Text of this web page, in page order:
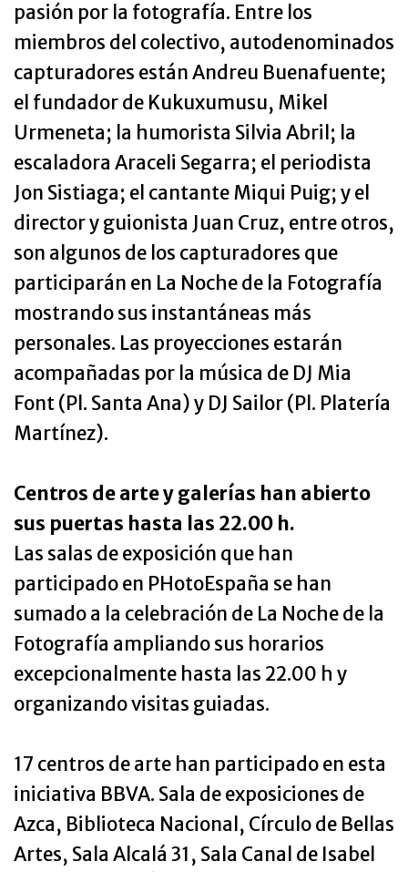
pasión por la fotografía. Entre los
miembros del colectivo, autodenominados
capturadores están Andreu Buenafuente;
el fundador de Kukuxumusu, Mikel
Urmeneta; la humorista Silvia Abril; la
escaladora Araceli Segarra; el periodista
Jon Sistiaga; el cantante Miqui Puig; y el
director y guionista Juan Cruz, entre otros,
son algunos de los capturadores que
participarán en La Noche de la Fotografía
mostrando sus instantáneas más
personales. Las proyecciones estarán
acompañadas por la música de DJ Mia
Font (Pl. Santa Ana) y DJ Sailor (Pl. Platería
Martínez).
Centros de arte y galerías han abierto
sus puertas hasta las 22.00 h.
Las salas de exposición que han
participado en PHotoEspaña se han
sumado a la celebración de La Noche de la
Fotografía ampliando sus horarios
excepcionalmente hasta las 22.00 h y
organizando visitas guiadas.
17 centros de arte han participado en esta
iniciativa BBVA. Sala de exposiciones de
Azca, Biblioteca Nacional, Círculo de Bellas
Artes, Sala Alcalá 31, Sala Canal de Isabel